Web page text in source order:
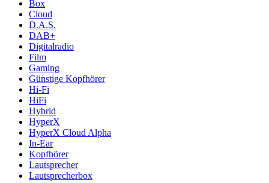
Box
Cloud
D.A.S.
DAB+
Digitalradio
Film
Gaming
Günstige Kopfhörer
Hi-Fi
HiFi
Hybrid
HyperX
HyperX Cloud Alpha
In-Ear
Kopfhörer
Lautsprecher
Lautsprecherbox